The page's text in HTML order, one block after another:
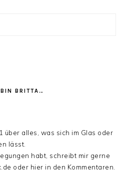
BRITTA…
über alles, was sich im Glas oder
lässt.
habt, schreibt mir gerne
oder hier in den Kommentaren.